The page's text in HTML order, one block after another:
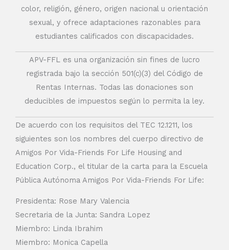
color, religión, género, origen nacional u orientación
sexual, y ofrece adaptaciones razonables para
estudiantes calificados con discapacidades.
APV-FFL es una organización sin fines de lucro
registrada bajo la sección 501(c)(3) del Código de
Rentas Internas. Todas las donaciones son
deducibles de impuestos según lo permita la ley.
De acuerdo con los requisitos del TEC 12.1211, los
siguientes son los nombres del cuerpo directivo de
Amigos Por Vida-Friends For Life Housing and
Education Corp., el titular de la carta para la Escuela
Pública Autónoma Amigos Por Vida-Friends For Life:
Presidenta: Rose Mary Valencia
Secretaria de la Junta: Sandra Lopez
Miembro: Linda Ibrahim
Miembro: Monica Capella